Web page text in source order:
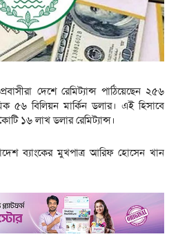
দেশে রেমিট্যান্স পাঠিয়েছেন ২৫৬
৫৬ বিলিয়ন মার্কিন ডলার। এই হিসাবে
১৬ লাখ ডলার রেমিট্যান্স।
ব্যাংকের মুখপাত্র আরিফ হোসেন খান